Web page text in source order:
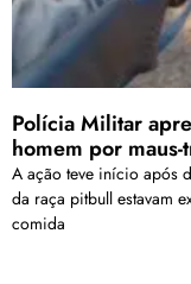
Polícia Militar
homem por
A ação teve início após
da raça pitbull estavam
comida